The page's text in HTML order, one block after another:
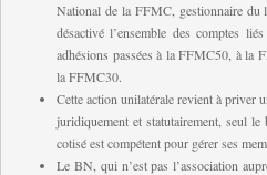
National de la FFMC, gestionnaire du
désactivé l’ensemble des comptes
adhésions passées à la FFMC50, à la
la FFMC30.
Cette action unilatérale revient à priver
juridiquement et statutairement, seul
cotisé est compétent pour gérer ses
Le BN, qui n’est pas l’association